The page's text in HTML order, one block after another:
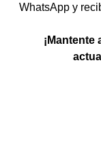
WhatsApp y